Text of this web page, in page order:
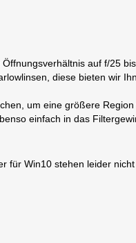
auf f/25
diese bieten wir
um eine größere
einfach in das
für Win10 stehen leider